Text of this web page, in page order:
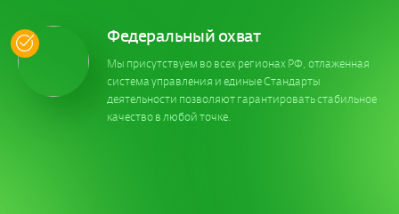
Федеральный охват
Мы присутствуем во всех регионах РФ, отлаженная
система управления и единые Стандарты
деятельности позволяют гарантировать стабильное
качество в любой точке.